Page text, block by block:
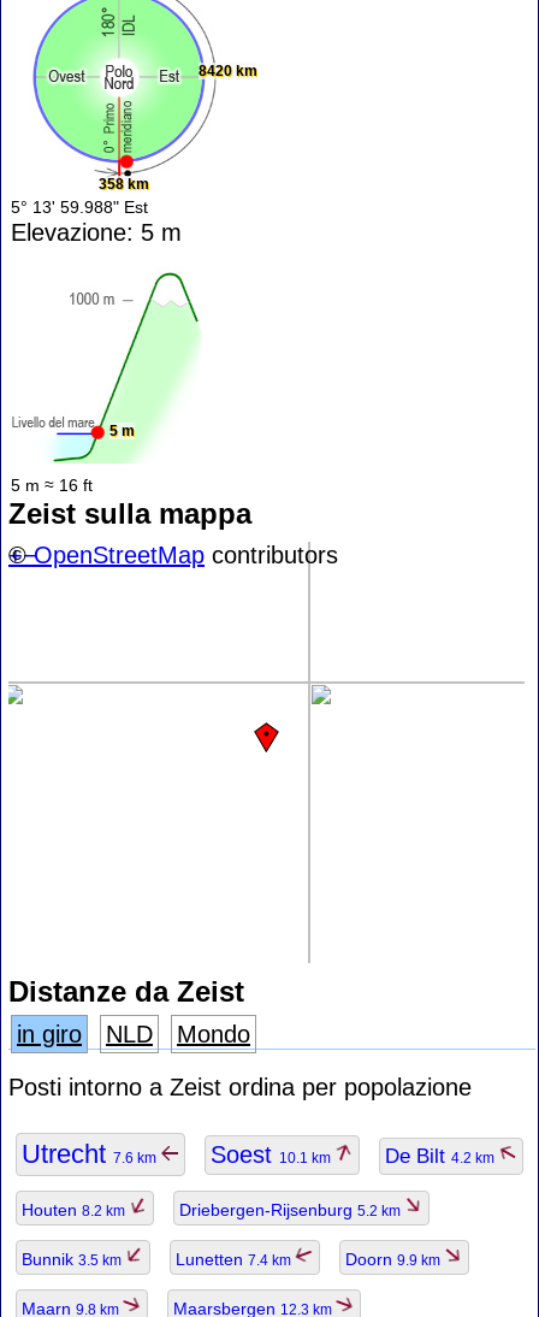
358 km
8420 km
5° 13' 59.988" Est
Elevazione: 5 m
5 m
5 m ≈ 16 ft
Zeist sulla mappa
+−
©OpenStreetMap contributors
Distanze da Zeist
in giro NLD
Mondo
Posti intorno a Zeist ordina per popolazione
Utrecht 7.6 km Soest 10.1 km De Bilt 4.2 km
Houten 8.2 km Driebergen-Rijsenburg 5.2 km
Bunnik 3.5 km Lunetten 7.4 km Doorn 9.9 km
Maarn 9.8 km Maarsbergen 12.3 km